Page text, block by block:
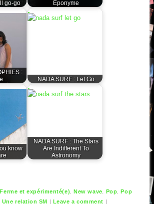
go-go
Eponyme
:
NADA SURF : Let Go
know
NADA SURF : The Stars
Are Indifferent To
Astronomy
Ferme et expérimenté(e) ,New wave Pop ,Pop
Une relation SM | Leave a comment |